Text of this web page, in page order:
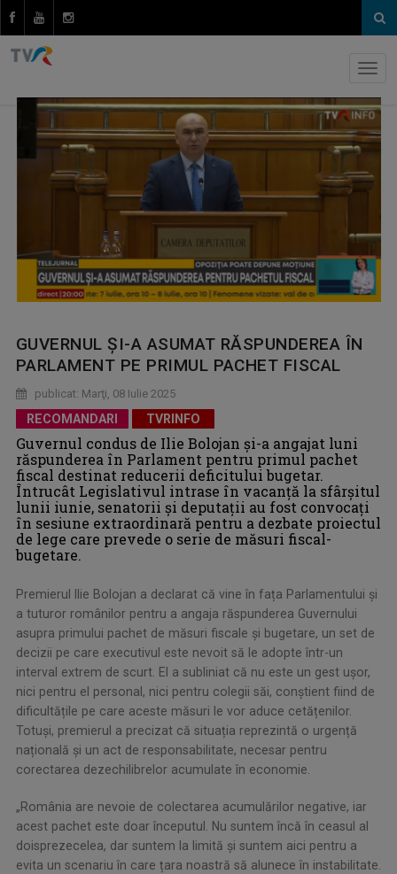
GUVERNUL ȘI-A ASUMAT RĂSPUNDEREA ÎN
PARLAMENT PE PRIMUL PACHET FISCAL
publicat: Marţi, 08 Iulie 2025
RECOMANDARI TVRINFO
Guvernul condus de Ilie Bolojan și-a angajat luni
răspunderea în Parlament pentru primul pachet
fiscal destinat reducerii deficitului bugetar.
Întrucât Legislativul intrase în vacanță la sfârșitul
lunii iunie, senatorii și deputații au fost convocați
în sesiune extraordinară pentru a dezbate proiectul
de lege care prevede o serie de măsuri fiscal-
bugetare.
Premierul Ilie Bolojan a declarat că vine în fața Parlamentului și
a tuturor românilor pentru a angaja răspunderea Guvernului
asupra primului pachet de măsuri fiscale și bugetare, un set de
decizii pe care executivul este nevoit să le adopte într-un
interval extrem de scurt. El a subliniat că nu este un gest ușor,
nici pentru el personal, nici pentru colegii săi, conștient fiind de
dificultățile pe care aceste măsuri le vor aduce cetățenilor.
Totuși, premierul a precizat că situația reprezintă o urgență
națională și un act de responsabilitate, necesar pentru
corectarea dezechilibrelor acumulate în economie.
„România are nevoie de colectarea acumulărilor negative, iar
acest pachet este doar începutul. Nu suntem încă în ceasul al
doisprezecelea, dar suntem la limită și suntem aici pentru a
evita un scenariu în care țara noastră să alunece în instabilitate.